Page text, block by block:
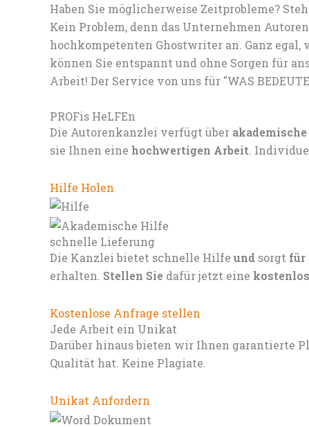
Haben Sie möglicherweise Zeitprobleme?
Kein Problem, denn das Unternehmen
hochkompetenten Ghostwriter an. Ganz egal,
können Sie entspannt und ohne Sorgen für
Arbeit! Der Service von uns für "WAS
PROFis HeLFEn
Die Autorenkanzlei verfügt über
sie Ihnen eine hochwertigen Arbeit.
Hilfe Holen
schnelle Lieferung
Die Kanzlei bietet schnelle Hilfe und sorgt für
erhalten. Stellen Sie dafür jetzt eine
Kostenlose Anfrage stellen
Jede Arbeit ein Unikat
Darüber hinaus bieten wir Ihnen garantierte
Qualität hat. Keine Plagiate.
Unikat Anfordern